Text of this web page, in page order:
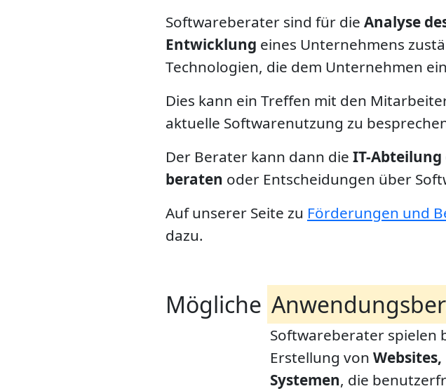
Softwareberater sind für die Analyse
Entwicklung eines Unternehmens
Technologien, die dem Unternehmen
Dies kann ein Treffen mit den
aktuelle Softwarenutzung zu
Der Berater kann dann die IT-
beraten oder Entscheidungen über
Auf unserer Seite zu Förderungen und
dazu.
Mögliche
Softwareberater spielen
Erstellung von
Systemen, die